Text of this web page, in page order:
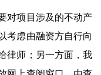
对项目涉及的不动产
考虑由融资方自行向
律师；另一方面，我